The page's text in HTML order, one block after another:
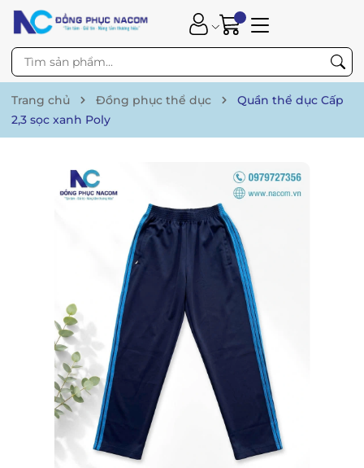
Trang chủ Đồng phục thể dục
Quần thể dục Cấp
2,3 sọc xanh Poly